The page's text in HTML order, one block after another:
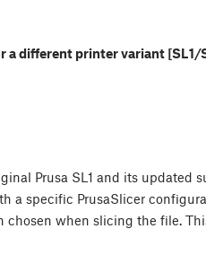
a different printer variant [SL1/
Prusa SL1 and its updated
a specific PrusaSlicer
when slicing the file.